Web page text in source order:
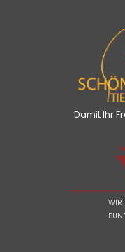
Damit Ihr
WIR